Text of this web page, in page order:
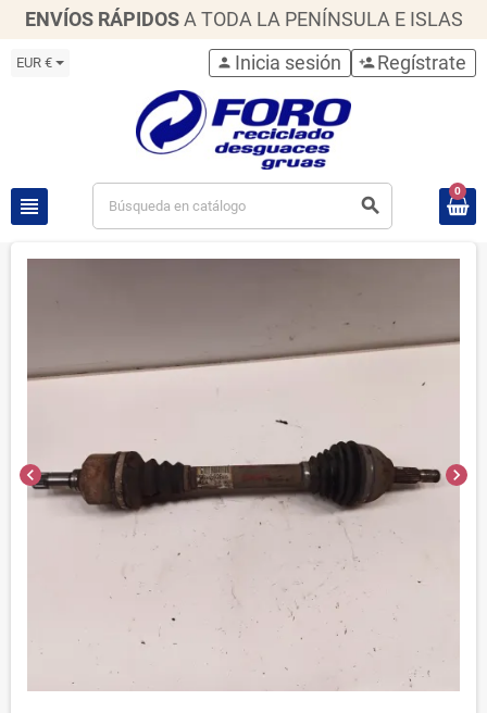
ENVÍOS RÁPIDOS A TODA LA PENÍNSULA E ISLAS
EUR €
view_headline search
person Inicia sesión person_add Regístrate
0
chevron_left chevron_right